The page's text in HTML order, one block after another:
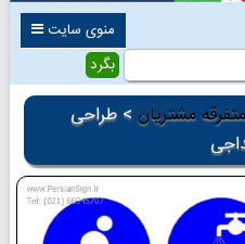
منوی سایت
مشتریان > طراحی